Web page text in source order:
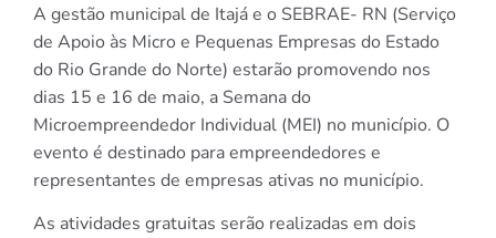
A gestão municipal de Itajá e o SEBRAE- RN (Serviço
de Apoio às Micro e Pequenas Empresas do Estado
do Rio Grande do Norte) estarão promovendo nos
dias 15 e 16 de maio, a Semana do
Microempreendedor Individual (MEI) no município. O
evento é destinado para empreendedores e
representantes de empresas ativas no município.
As atividades gratuitas serão realizadas em dois